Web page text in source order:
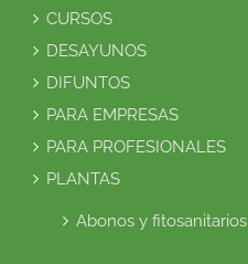
CURSOS
DESAYUNOS
DIFUNTOS
PARA EMPRESAS
PARA PROFESIONALES
PLANTAS
Abonos y fitosanitarios